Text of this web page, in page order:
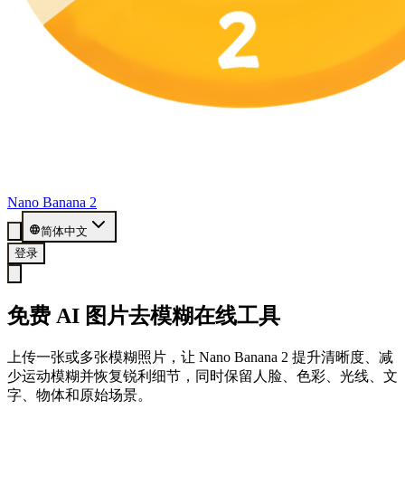
Nano Banana 2
简体中文
登录
免费 AI 图片去模糊在线工具
上传一张或多张模糊照片，让 Nano Banana 2 提升清晰度、减
少运动模糊并恢复锐利细节，同时保留人脸、色彩、光线、文
字、物体和原始场景。